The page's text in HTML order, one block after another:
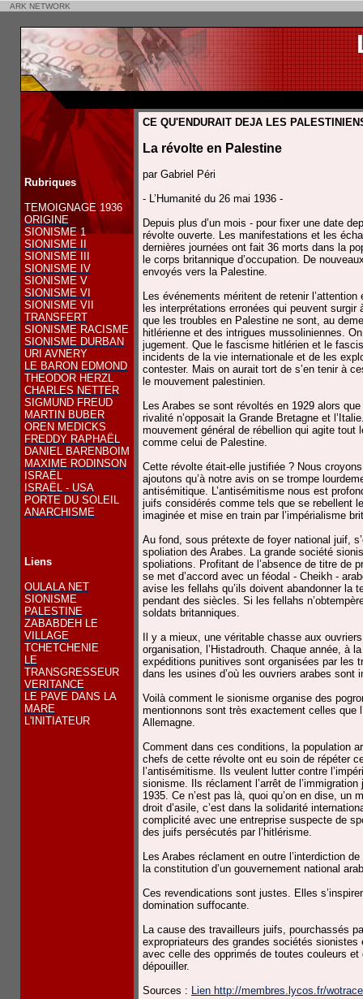
ARK NETWORK
Rubriques
TEMOIGNAGE 1936
ORIGINE
SIONISME 1
SIONISME II
SIONISME III
SIONISME IV
SIONISME V
SIONISME VI
SIONISME VII
TRANSFERT
SIONISME RACISME
SIONISME DURBAN
URI AVNERY
LE BARON EDMOND
THEODOR HERZL
CHARLES NETTER
SIGMUND FREUD
MARTIN BUBER
OREN MEDICKS
FREDDY RAPHAËL
DANIEL BARENBOIM
MAXIME RODINSON
ISRAËL
ISRAËL - USA
PORTE DU SOLEIL
ANARCHISME
Liens
OULALA NET
SIONISME
PALESTINE
ZABABDEH LE
VILLAGE
TCHETCHENIE
LE
TRANSGRESSEUR
VERITANCE
LE PAVE DANS LA
MARE
L'INITIATEUR
CE QU'ENDURAIT DEJA LES
La révolte en Palestine
par Gabriel Péri
- L’Humanité du 26 mai 1936 -
Depuis plus d’un mois - pour fixer une date
révolte ouverte. Les manifestations et les
dernières journées ont fait 36 morts dans la
le corps britannique d’occupation. De
envoyés vers la Palestine.
Les événements méritent de retenir
les interprétations erronées qui peuvent
que les troubles en Palestine ne sont, au
hitlérienne et des intrigues mussoliniennes.
jugement. Que le fascisme hitlérien et le
incidents de la vie internationale et de les
contester. Mais on aurait tort de s’en tenir à
le mouvement palestinien.
Les Arabes se sont révoltés en 1929 alors
rivalité n’opposait la Grande Bretagne et
mouvement général de rébellion qui agite tout
comme celui de Palestine.
Cette révolte était-elle justifiée ? Nous
ajoutons qu’à notre avis on se trompe
antisémitique. L’antisémitisme nous est
juifs considérés comme tels que se rebellent
imaginée et mise en train par l’impérialisme
Au fond, sous prétexte de foyer national juif,
spoliation des Arabes. La grande société
spoliations. Profitant de l’absence de titre de
se met d’accord avec un féodal - Cheikh -
avise les fellahs qu’ils doivent abandonner la
pendant des siècles. Si les fellahs
soldats britanniques.
Il y a mieux, une véritable chasse aux
organisation, l’Histadrouth. Chaque année, à
expéditions punitives sont organisées par les
dans les usines d’où les ouvriers arabes
Voilà comment le sionisme organise des
mentionnons sont très exactement celles que
Allemagne.
Comment dans ces conditions, la population
chefs de cette révolte ont eu soin de répéter
l’antisémitisme. Ils veulent lutter contre
sionisme. Ils réclament l’arrêt de
1935. Ce n’est pas là, quoi qu’on en dise, un
droit d’asile, c’est dans la solidarité
complicité avec une entreprise suspecte de
des juifs persécutés par l’hitlérisme.
Les Arabes réclament en outre l’interdiction
la constitution d’un gouvernement national
Ces revendications sont justes. Elles
domination suffocante.
La cause des travailleurs juifs, pourchassés
expropriateurs des grandes sociétés
avec celle des opprimés de toutes couleurs
dépouiller.
Sources : Lien http://membres.lycos.fr/